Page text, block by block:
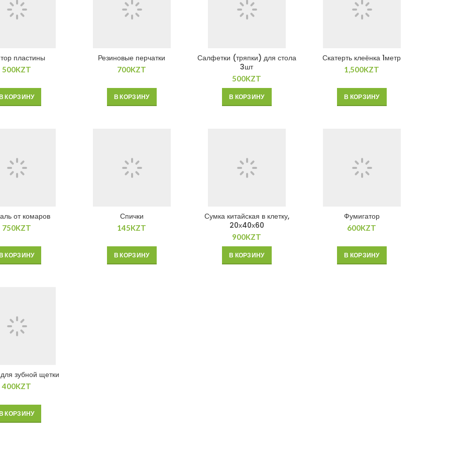
пластины
500KZT
КОРЗИНУ
Резиновые перчатки
700KZT
В КОРЗИНУ
Салфетки (тряпки) для стола
3шт
500KZT
В КОРЗИНУ
Скатерть клеёнка 1метр
1,500KZT
В КОРЗИНУ
от комаров
750KZT
КОРЗИНУ
Спички
145KZT
В КОРЗИНУ
Сумка китайская в клетку,
20х40х60
900KZT
В КОРЗИНУ
Фумигатор
600KZT
В КОРЗИНУ
зубной щетки
400KZT
КОРЗИНУ